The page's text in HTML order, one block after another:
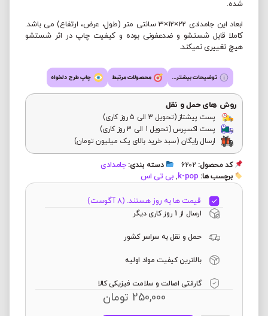
شده.
ابعاد این جامدادی 22×12×3 سانتی متر (طول، عرض، ارتفاع) می باشد.
کاملا قابل شستشو و ضدعفونی بوده و کیفیت چاپ در اثر شستشو
هیچ تغییری نمیکند.
توضیحات بیشتر... محصولات مرتبط چاپ طرح دلخواه
روش های حمل و نقل
پست پیشتاز (تحویل 3 الی 5 روز کاری)
پست اکسپرس (تحویل 1 الی 3 روز کاری)
ارسال رایگان (سبد خرید بالای یک میلیون تومان)
کد محصول: 6202 دسته بندی: جامدادی
برچسب ها: k-pop
, بی تی اس
قیمت ها به روز هستند. (8 آگوست)
ارسال از 1 روز کاری دیگر
حمل و نقل به سراسر کشور
بالاترین کیفیت مواد اولیه
گارانتی اصالت و سلامت فیزیکی کالا
250,000 تومان